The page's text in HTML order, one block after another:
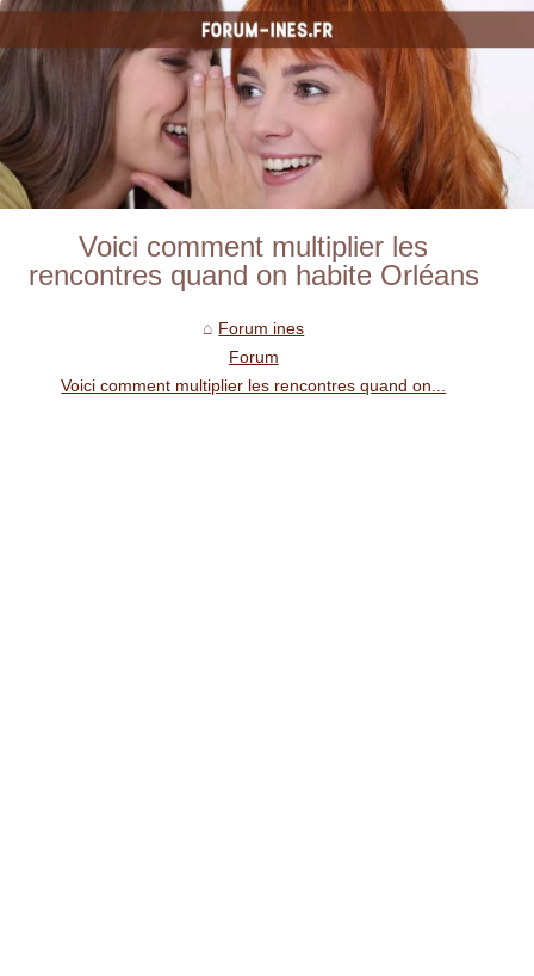
Voici comment multiplier les
rencontres quand on habite Orléans
Forum ines
Forum
Voici comment multiplier les rencontres quand on...